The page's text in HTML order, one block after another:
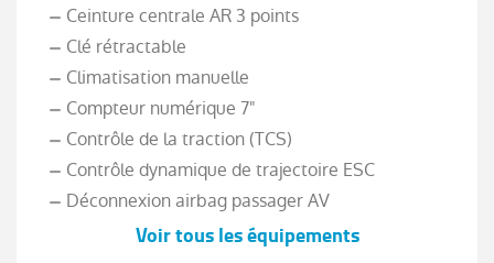
Ceinture centrale AR 3 points
Clé rétractable
Climatisation manuelle
Compteur numérique 7"
Contrôle de la traction (TCS)
Contrôle dynamique de trajectoire ESC
Déconnexion airbag passager AV
Voir tous les équipements